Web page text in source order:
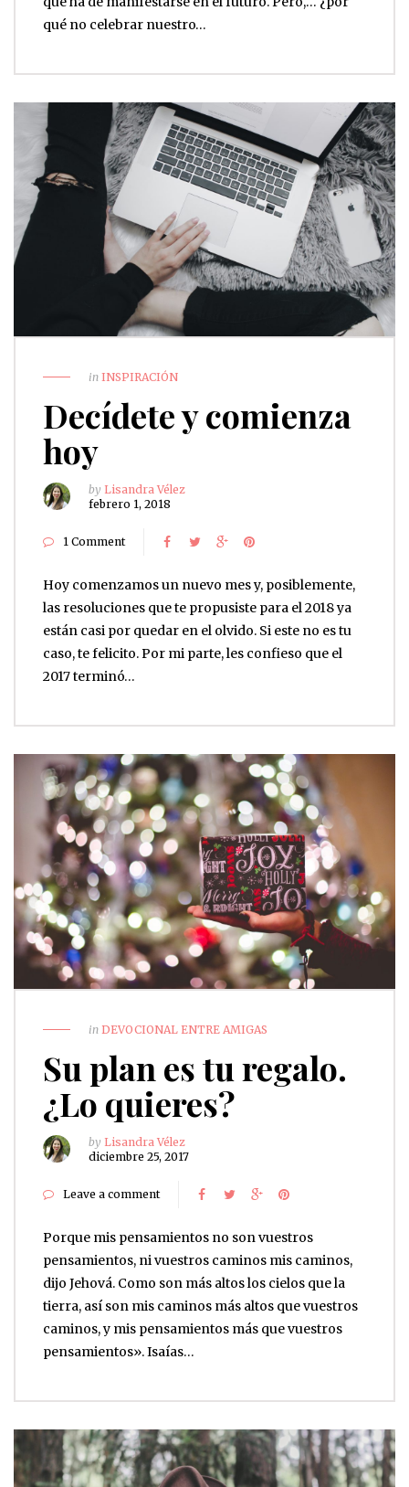
qué no celebrar nuestro…
in INSPIRACIÓN
Decídete y comienza
hoy
by Lisandra Vélez
febrero 1, 2018
1 Comment
Hoy comenzamos un nuevo mes y, posiblemente,
las resoluciones que te propusiste para el 2018 ya
están casi por quedar en el olvido. Si este no es tu
caso, te felicito. Por mi parte, les confieso que el
2017 terminó…
in DEVOCIONAL ENTRE AMIGAS
Su plan es tu regalo.
¿Lo quieres?
by Lisandra Vélez
diciembre 25, 2017
Leave a comment
Porque mis pensamientos no son vuestros
pensamientos, ni vuestros caminos mis caminos,
dijo Jehová. Como son más altos los cielos que la
tierra, así son mis caminos más altos que vuestros
caminos, y mis pensamientos más que vuestros
pensamientos». Isaías…